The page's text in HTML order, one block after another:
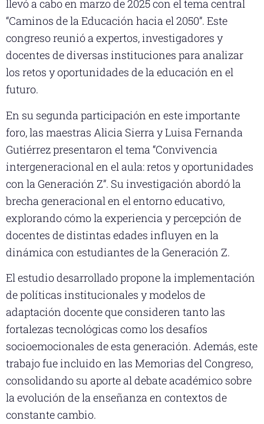
llevó a cabo en marzo de 2025 con el tema central
“Caminos de la Educación hacia el 2050”. Este
congreso reunió a expertos, investigadores y
docentes de diversas instituciones para analizar
los retos y oportunidades de la educación en el
futuro.
En su segunda participación en este importante
foro, las maestras Alicia Sierra y Luisa Fernanda
Gutiérrez presentaron el tema “Convivencia
intergeneracional en el aula: retos y oportunidades
con la Generación Z”. Su investigación abordó la
brecha generacional en el entorno educativo,
explorando cómo la experiencia y percepción de
docentes de distintas edades influyen en la
dinámica con estudiantes de la Generación Z.
El estudio desarrollado propone la implementación
de políticas institucionales y modelos de
adaptación docente que consideren tanto las
fortalezas tecnológicas como los desafíos
socioemocionales de esta generación. Además, este
trabajo fue incluido en las Memorias del Congreso,
consolidando su aporte al debate académico sobre
la evolución de la enseñanza en contextos de
constante cambio.